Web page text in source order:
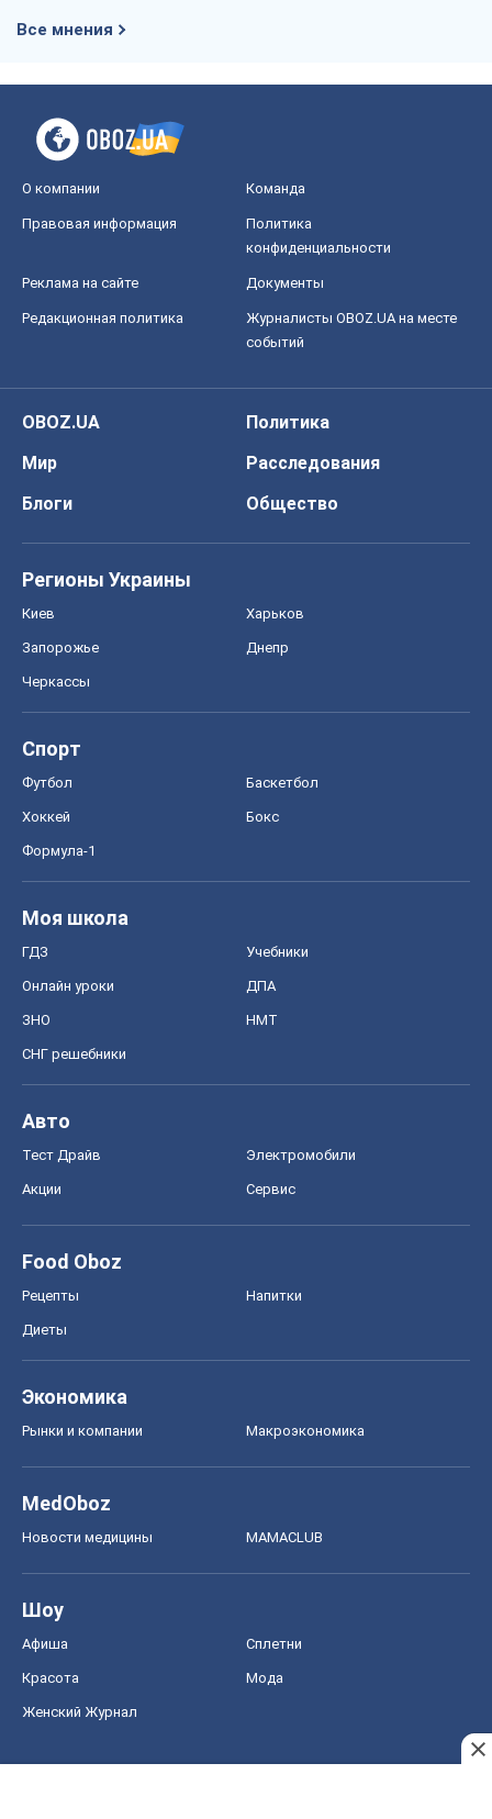
Все мнения
О компании Команда
Правовая информация
Политика
конфиденциальности
Реклама на сайте Документы
Редакционная политика
Журналисты OBOZ.UA на месте
событий
OBOZ.UA
Политика
Мир
Расследования
Блоги
Общество
Регионы Украины
Киев Харьков
Запорожье Днепр
Черкассы
Спорт
Футбол Баскетбол
Хоккей Бокс
Формула-1
Моя школа
ГДЗ Учебники
Онлайн уроки ДПА
ЗНО НМТ
СНГ решебники
Авто
Тест Драйв Электромобили
Акции Сервис
Food Oboz
Рецепты Напитки
Диеты
Экономика
Рынки и компании Mакроэкономика
MedOboz
Новости медицины MAMACLUB
Шоу
Афиша Сплетни
Красота Мода
Женский Журнал